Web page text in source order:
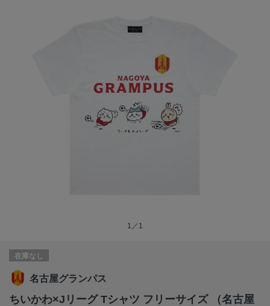
1／1
在庫なし
名古屋グランパス
ちいかわ×Jリーグ Tシャツ フリーサイズ （名古屋